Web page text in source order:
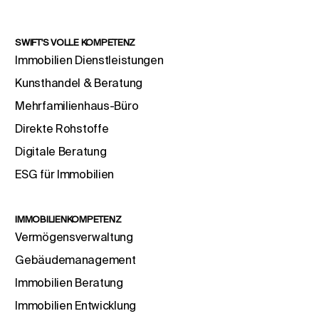
SWIFT'S VOLLE KOMPETENZ
Immobilien Dienstleistungen
Kunsthandel & Beratung
Mehrfamilienhaus-Büro
Direkte Rohstoffe
Digitale Beratung
ESG für Immobilien
IMMOBILIENKOMPETENZ
Vermögensverwaltung
Gebäudemanagement
Immobilien Beratung
Immobilien Entwicklung